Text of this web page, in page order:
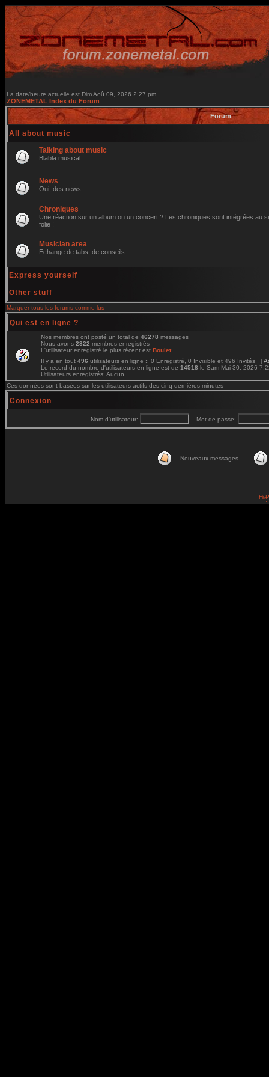
La date/heure actuelle est Dim Aoû 09, 2026 2:27 pm
ZONEMETAL Index du Forum
Forum
All about music
Talking about music
Blabla musical...
News
Oui, des news.
Chroniques
Une réaction sur un album ou un concert ? Les chroniques sont intégrées au
folie !
Musician area
Echange de tabs, de conseils...
Express yourself
Other stuff
Marquer tous les forums comme lus
Qui est en ligne ?
Nos membres ont posté un total de 46278 messages
Nous avons 2322 membres enregistrés
L'utilisateur enregistré le plus récent est Boulet
Il y a en tout 496 utilisateurs en ligne :: 0 Enregistré, 0 Invisible et 496 Invités [
Le record du nombre d'utilisateurs en ligne est de 14518 le Sam Mai 30, 2026
Utilisateurs enregistrés: Aucun
Ces données sont basées sur les utilisateurs actifs des cinq dernières minutes
Connexion
Nom d'utilisateur: Mot de passe:
Nouveaux messages